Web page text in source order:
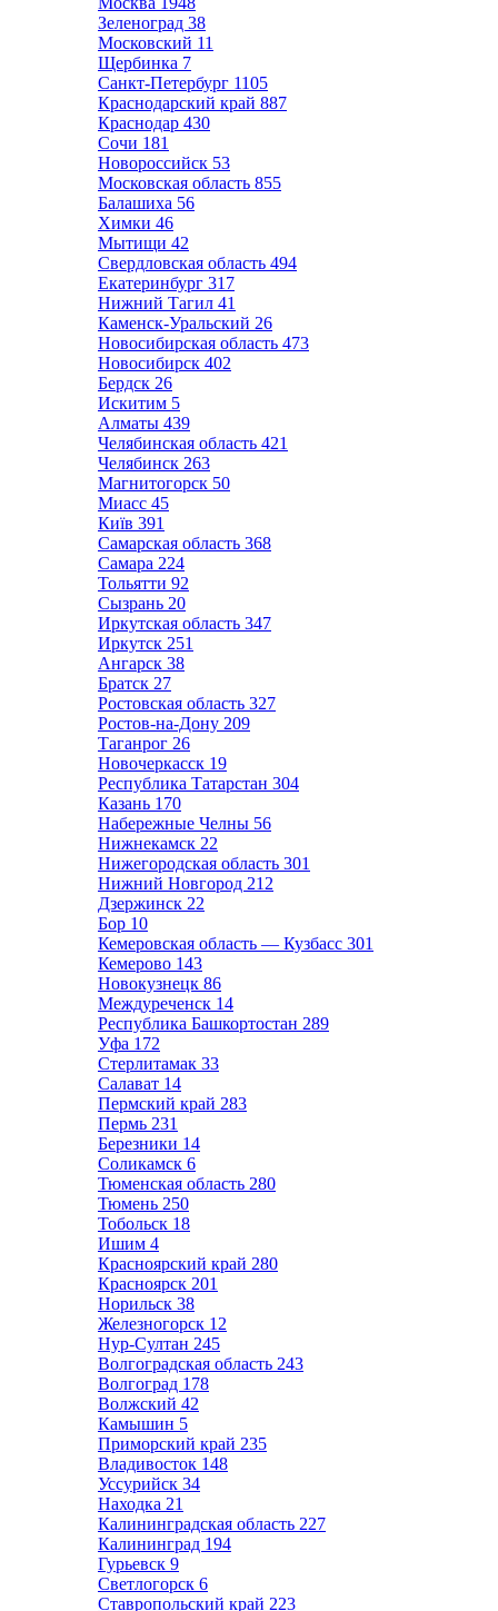
Зеленоград 38
Московский 11
Щербинка 7
Санкт-Петербург 1105
Краснодарский край 887
Краснодар 430
Сочи 181
Новороссийск 53
Московская область 855
Балашиха 56
Химки 46
Мытищи 42
Свердловская область 494
Екатеринбург 317
Нижний Тагил 41
Каменск-Уральский 26
Новосибирская область 473
Новосибирск 402
Бердск 26
Искитим 5
Алматы 439
Челябинская область 421
Челябинск 263
Магнитогорск 50
Миасс 45
Київ 391
Самарская область 368
Самара 224
Тольятти 92
Сызрань 20
Иркутская область 347
Иркутск 251
Ангарск 38
Братск 27
Ростовская область 327
Ростов-на-Дону 209
Таганрог 26
Новочеркасск 19
Республика Татарстан 304
Казань 170
Набережные Челны 56
Нижнекамск 22
Нижегородская область 301
Нижний Новгород 212
Дзержинск 22
Бор 10
Кемеровская область — Кузбасс 301
Кемерово 143
Новокузнецк 86
Междуреченск 14
Республика Башкортостан 289
Уфа 172
Стерлитамак 33
Салават 14
Пермский край 283
Пермь 231
Березники 14
Соликамск 6
Тюменская область 280
Тюмень 250
Тобольск 18
Ишим 4
Красноярский край 280
Красноярск 201
Норильск 38
Железногорск 12
Нур-Султан 245
Волгоградская область 243
Волгоград 178
Волжский 42
Камышин 5
Приморский край 235
Владивосток 148
Уссурийск 34
Находка 21
Калининградская область 227
Калининград 194
Гурьевск 9
Светлогорск 6
Ставропольский край 223